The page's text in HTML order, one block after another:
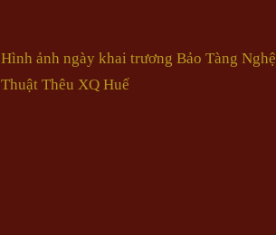
Hình ảnh ngày khai trương Bảo Tàng Nghệ
Thuật Thêu XQ Huế